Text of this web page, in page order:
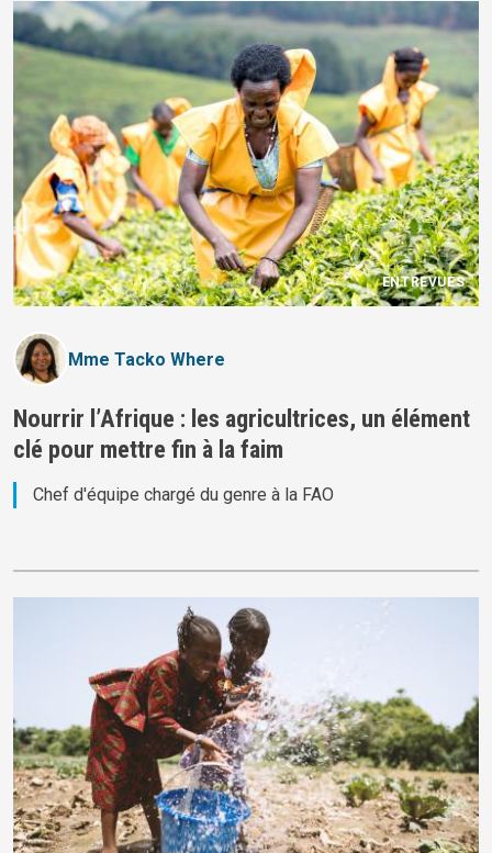
ENTREVUES
Mme Tacko Where
Nourrir l’Afrique : les agricultrices, un élément
clé pour mettre fin à la faim
Chef d'équipe chargé du genre à la FAO